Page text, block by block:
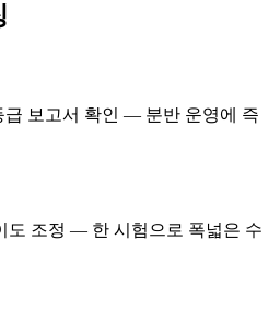
급 보고서 확인 — 분반 운영에 즉
도 조정 — 한 시험으로 폭넓은 수